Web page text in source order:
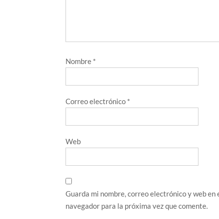
Nombre *
Correo electrónico *
Web
Guarda mi nombre, correo electrónico y web en
navegador para la próxima vez que comente.